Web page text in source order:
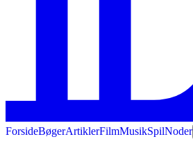
ForsideBøgerArtiklerFilmMusikSpilNoder